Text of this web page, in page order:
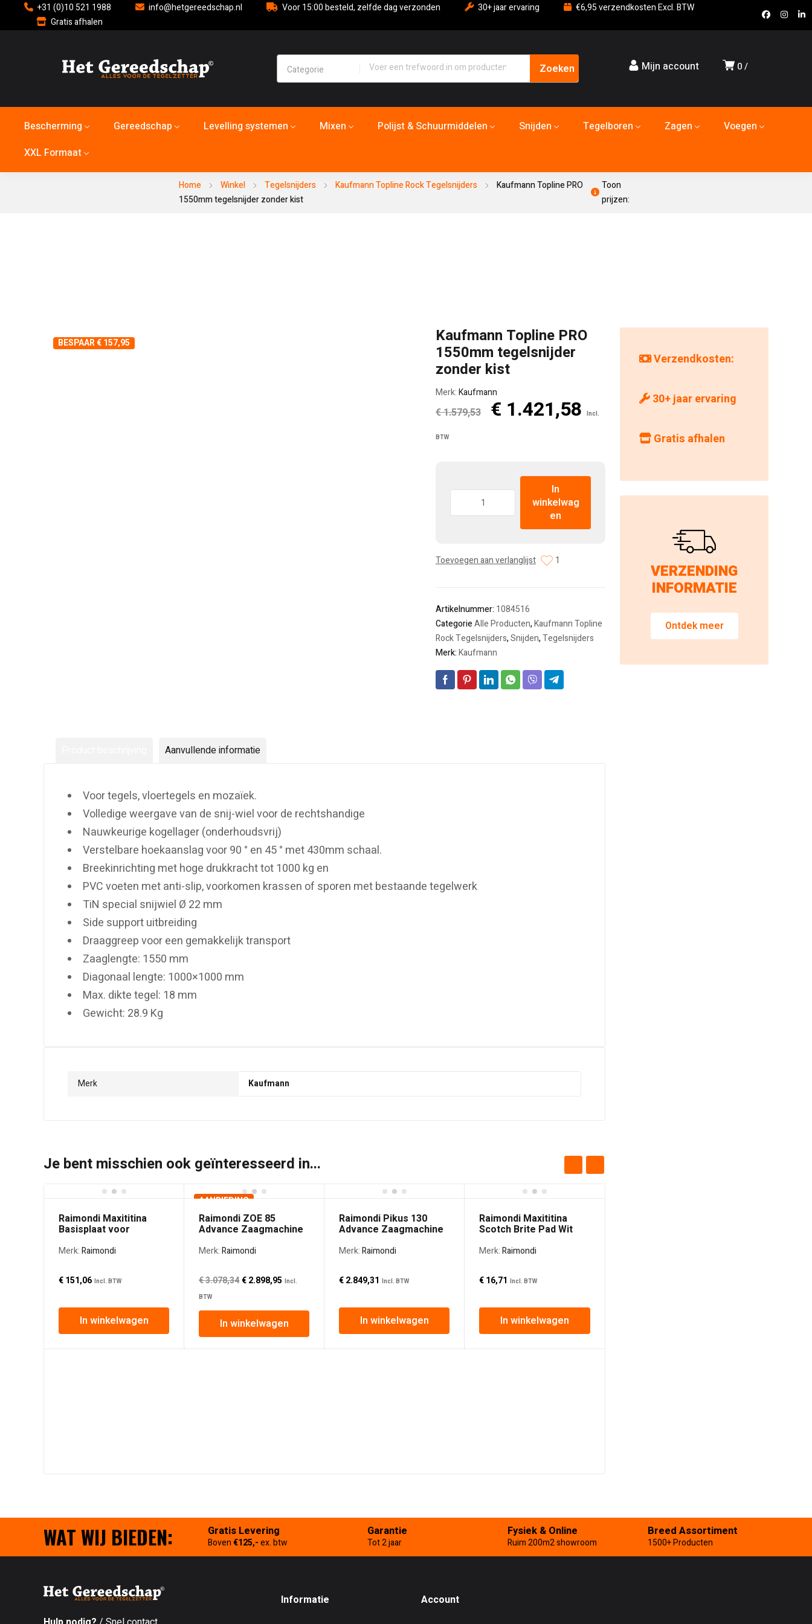
+31 (0)10 521 1988 info@hetgereedschap.nl Voor 15:00 besteld, zelfde dag verzonden 30+ jaar ervaring
€6,95 verzendkosten Excl. BTW
Gratis afhalen
Mijn account 0
Bescherming Gereedschap Levelling systemen Mixen Polijst & Schuurmiddelen Snijden Tegelboren Zagen
Voegen
XXL Formaat
Home Winkel Tegelsnijders Kaufmann Topline Rock Tegelsnijders
Kaufmann Topline PRO
1550mm tegelsnijder zonder kist
Toon
prijzen:
BESPAAR € 157,95
Kaufmann Topline PRO
1550mm tegelsnijder
zonder kist
Merk:Kaufmann
€1.579,53 Oorspronkelijke
€ 1.421,58De
huidige
€ 1.421,58€ 1.174,86.
Incl.
BTW
In
winkelwag
en
Toevoegen aan verlanglijst 1
Artikelnummer: 1084516
CategorieAlle Producten,Kaufmann Topline
Rock Tegelsnijders,Snijden,Tegelsnijders
Merk:Kaufmann
Aanvullende informatie
Voor tegels, vloertegels en mozaïek.
Volledige weergave van de snij-wiel voor de rechtshandige
Nauwkeurige kogellager (onderhoudsvrij)
Verstelbare hoekaanslag voor 90 ° en 45 ° met 430mm schaal.
Breekinrichting met hoge drukkracht tot 1000 kg en
PVC voeten met anti-slip, voorkomen krassen of sporen met bestaande tegelwerk
TiN special snijwiel Ø 22 mm
Side support uitbreiding
Draaggreep voor een gemakkelijk transport
Zaaglengte: 1550 mm
Diagonaal lengte: 1000×1000 mm
Max. dikte tegel: 18 mm
Gewicht: 28.9 Kg
Merk Kaufmann
Je bent misschien ook geïnteresseerd in...
Raimondi Maxititina
Basisplaat voor
€151,06 Incl. BTW
In winkelwagen
Merk:Raimondi
AANBIEDING
Raimondi ZOE 85
Advance Zaagmachine
€3.078,34Oorspronkelijke
was:
€ 3.078,34€ 2.544,08.
€2.898,95De
prijs
is:
€ 2.898,95€ 2.395,83.
Incl.
BTW
In winkelwagen
Merk:Raimondi
Raimondi Pikus 130
Advance Zaagmachine
€2.849,31 Incl. BTW
In winkelwagen
Merk:Raimondi
Raimondi Maxititina
Scotch Brite Pad Wit
€16,71 Incl. BTW
In winkelwagen
Merk:Raimondi
Verzendkosten:
30+ jaar ervaring
Gratis afhalen
VERZENDING
INFORMATIE
Ontdek meer
WAT WIJ BIEDEN: Gratis Levering
Boven€125,-ex. btw
Garantie
Tot 2 jaar
Fysiek & Online
Ruim 200m2 showroom
Breed Assortiment
1500+ Producten
Informatie Account